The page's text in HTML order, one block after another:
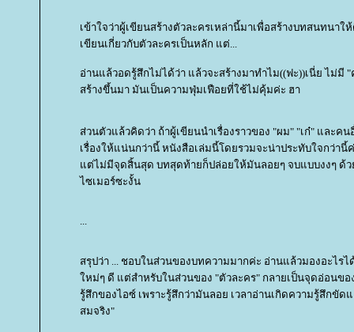
เข้าใจว่าผู้เขียนสร้างตัวละครเหล่านี้มาเพื่อสร้างบทสนทนาใ
เขียนเกี่ยวกับตัวละครเป็นหลัก แต่...
อ่านแล้วอดรู้สึกไม่ได้ว่า แล้วจะสร้างมาทำไม((ฟะ))เนี่ย ไม่มี
สร้างขึ้นมา มันเป็นความฟุ่มเฟือยที่ใช้ไม่คุ้มค่ะ ฮา
ส่วนตัวแล้วคิดว่า ถ้าผู้เขียนนำเรื่องราวของ "ผม" "เก๋" และคน
เรื่องให้แน่นกว่านี้ หนังสือเล่มนี้โดยรวมจะน่าประทับใจกว่านี้
ต่ไม่มีจุดสิ้นสุด บทสุดท้ายก็ปล่อยให้มันลอยๆ จบแบบงงๆ ด้ว
ไซเมอร์ซะงั้น
...
สรุปว่า ... ชอบในส่วนของบทความมากค่ะ อ่านแล้วมองอะไร
หม่ๆ ดี แต่สำหรับในส่วนของ "ตัวละคร" กลายเป็นจุดอ่อนขอ
รู้สึกของไอซ์ เพราะรู้สึกว่ามันลอย เวลาอ่านเกิดความรู้สึกขัด
สมจริง"